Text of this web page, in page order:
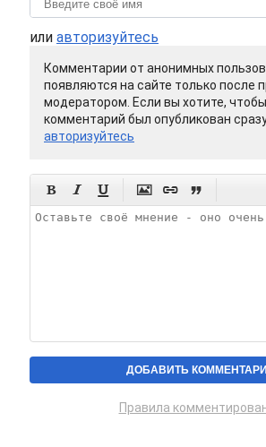
или авторизуйтесь
Комментарии от анонимных
появляются на сайте только после
модератором. Если вы хотите,
комментарий был опубликован
авторизуйтесь
     
Правила